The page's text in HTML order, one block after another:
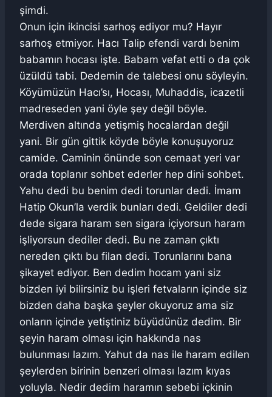
şimdi.
Onun için ikincisi sarhoş ediyor mu? Hayır
sarhoş etmiyor. Hacı Talip efendi vardı benim
babamın hocası işte. Babam vefat etti o da çok
üzüldü tabi. Dedemin de talebesi onu söyleyin.
Köyümüzün Hacı’sı, Hocası, Muhaddis, icazetli
madreseden yani öyle şey değil böyle.
Merdiven altında yetişmiş hocalardan değil
yani. Bir gün gittik köyde böyle konuşuyoruz
camide. Caminin önünde son cemaat yeri var
orada toplanır sohbet ederler hep dini sohbet.
Yahu dedi bu benim dedi torunlar dedi. İmam
Hatip Okun’la verdik bunları dedi. Geldiler dedi
dede sigara haram sen sigara içiyorsun haram
işliyorsun dediler dedi. Bu ne zaman çıktı
nereden çıktı bu filan dedi. Torunlarını bana
şikayet ediyor. Ben dedim hocam yani siz
bizden iyi bilirsiniz bu işleri fetvaların içinde siz
bizden daha başka şeyler okuyoruz ama siz
onların içinde yetiştiniz büyüdünüz dedim. Bir
şeyin haram olması için hakkında nas
bulunması lazım. Yahut da nas ile haram edilen
şeylerden birinin benzeri olması lazım kıyas
yoluyla. Nedir dedim haramın sebebi içkinin